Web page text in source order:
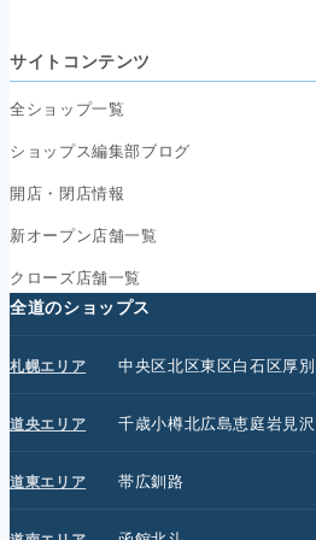
サイトコンテンツ
全ショップ一覧
ショップス編集部ブログ
開店・閉店情報
新オープン店舗一覧
クローズ店舗一覧
全道のショップス
札幌エリア 中央区北区東区白石区厚
道央エリア 千歳小樽北広島恵庭岩見沢
道東エリア 帯広釧路